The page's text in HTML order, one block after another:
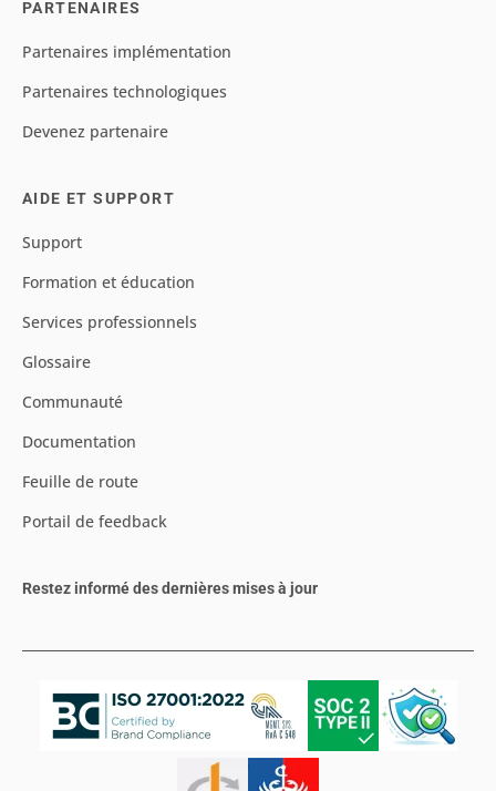
PARTENAIRES
Partenaires implémentation
Partenaires technologiques
Devenez partenaire
AIDE ET SUPPORT
Support
Formation et éducation
Services professionnels
Glossaire
Communauté
Documentation
Feuille de route
Portail de feedback
Restez informé des dernières mises à jour